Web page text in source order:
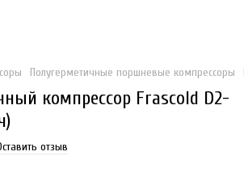
Полугерметичные поршневые компрессоры
компрессор Frascold D2-
отзыв